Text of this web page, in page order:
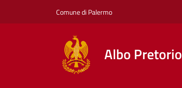
Comune di Palermo
Albo Pretorio